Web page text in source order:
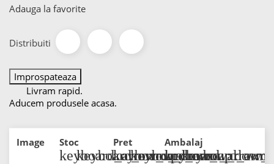
Adauga la favorite
Distribuiti
Livram rapid.
Aducem produsele acasa.
Image Stoc
keyboard_arrow_up
keyboard_arrow_down
Pret
keyboard_arrow_up
keyboard_arrow_down
Ambalaj